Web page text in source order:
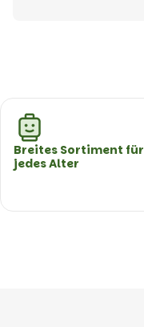
Breites Sortiment für
jedes Alter